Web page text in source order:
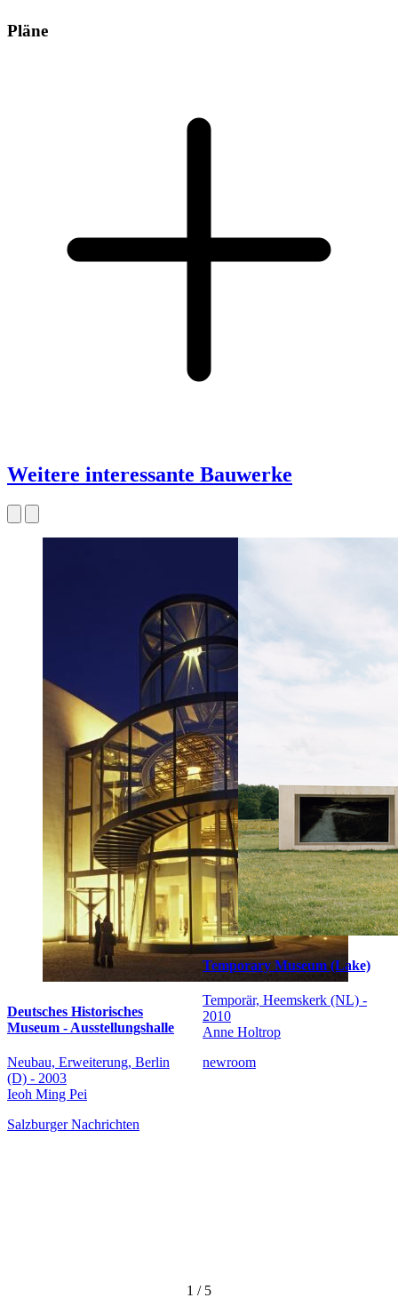
1 / 5
Pläne
Weitere interessante Bauwerke
Deutsches Historisches
Museum - Ausstellungshalle
Neubau, Erweiterung, Berlin
(D) - 2003
Ieoh Ming Pei
Salzburger Nachrichten
Temporary Museum (Lake)
Temporär, Heemskerk (NL) -
2010
Anne Holtrop
newroom